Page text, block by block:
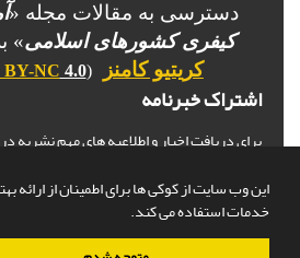
این وب سایت از کوکی ها برای اطمینان از ارائه
خدمات استفاده می کند.
دسترسی به مقالات مجله «
کیفری کشورهای اسلامی»
کریتیو کامنز
(
BY-NC 4.0
اشتراک خبرنامه
برای دریافت اخبار و اطلاعیه های مهم